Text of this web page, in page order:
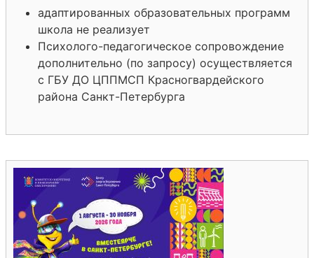
адаптированных образовательных программ
школа не реализует
Психолого-педагогическое сопровождение
дополнительно (по запросу) осуществляется
с ГБУ ДО ЦППМСП Красногвардейского
района Санкт-Петербурга